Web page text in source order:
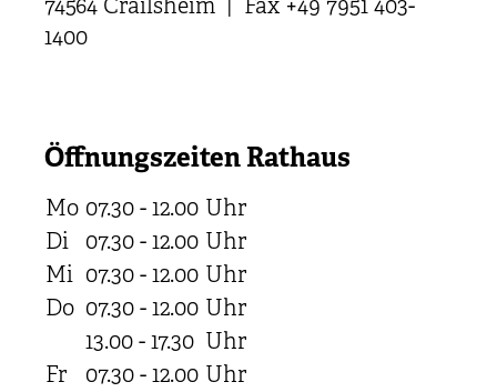
74564 Crailsheim | Fax +49 7951 403-
1400
Öffnungszeiten Rathaus
Mo 07.30 - 12.00 Uhr
Di
07.30 - 12.00 Uhr
Mi 07.30 - 12.00 Uhr
Do 07.30 - 12.00 Uhr
13.00 - 17.30 Uhr
Fr
07.30 - 12.00 Uhr